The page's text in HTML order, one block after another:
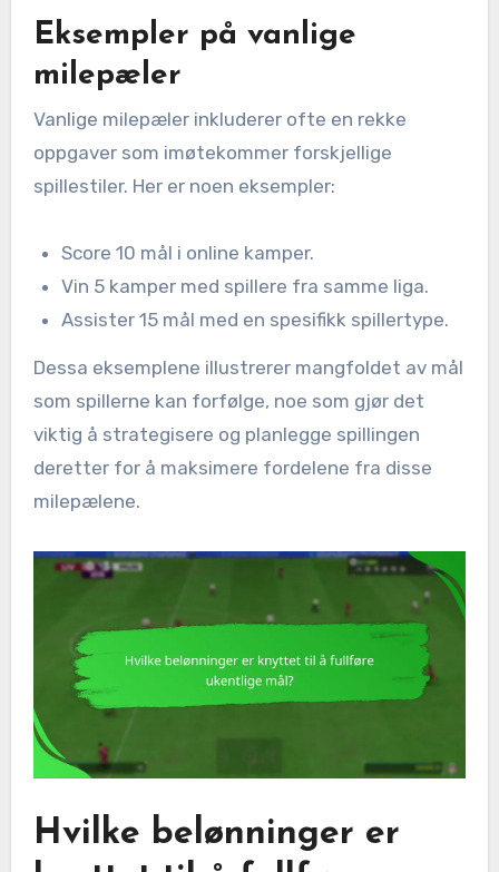
Eksempler på vanlige
milepæler
Vanlige milepæler inkluderer ofte en rekke
oppgaver som imøtekommer forskjellige
spillestiler. Her er noen eksempler:
Score 10 mål i online kamper.
Vin 5 kamper med spillere fra samme liga.
Assister 15 mål med en spesifikk spillertype.
Dessa eksemplene illustrerer mangfoldet av mål
som spillerne kan forfølge, noe som gjør det
viktig å strategisere og planlegge spillingen
deretter for å maksimere fordelene fra disse
milepælene.
Hvilke belønninger er